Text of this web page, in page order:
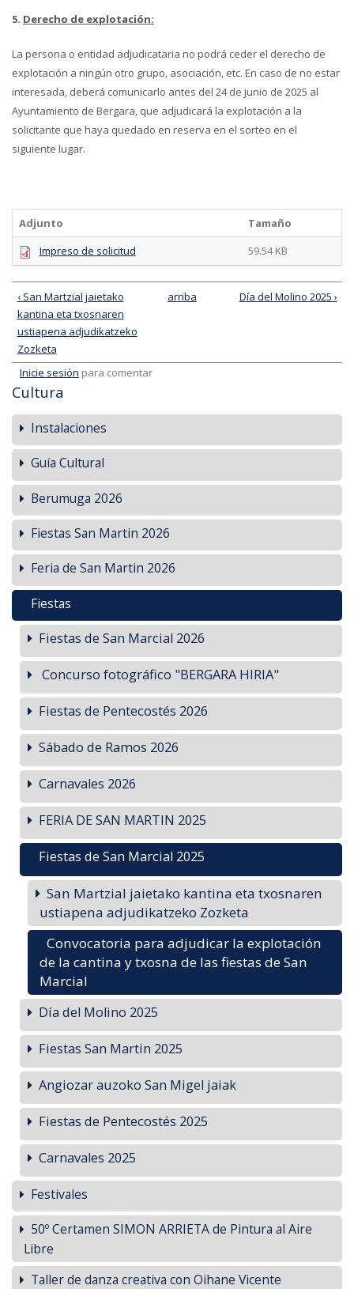
5. Derecho de explotación:
La persona o entidad adjudicataria no podrá ceder el derecho de
explotación a ningún otro grupo, asociación, etc. En caso de no estar
interesada, deberá comunicarlo antes del 24 de junio de 2025 al
Ayuntamiento de Bergara, que adjudicará la explotación a la
solicitante que haya quedado en reserva en el sorteo en el
siguiente lugar.
Adjunto
Tamaño
Impreso de solicitud
59.54 KB
‹ San Martzial jaietako
kantina eta txosnaren
ustiapena adjudikatzeko
Zozketa
arriba Día del Molino 2025 ›
Inicie sesión para comentar
Cultura
Instalaciones
Guía Cultural
Berumuga 2026
Fiestas San Martin 2026
Feria de San Martin 2026
Fiestas
Fiestas de San Marcial 2026
Concurso fotográfico "BERGARA HIRIA"
Fiestas de Pentecostés 2026
Sábado de Ramos 2026
Carnavales 2026
FERIA DE SAN MARTIN 2025
Fiestas de San Marcial 2025
San Martzial jaietako kantina eta txosnaren
ustiapena adjudikatzeko Zozketa
Convocatoria para adjudicar la explotación
de la cantina y txosna de las fiestas de San
Marcial
Día del Molino 2025
Fiestas San Martin 2025
Angiozar auzoko San Migel jaiak
Fiestas de Pentecostés 2025
Carnavales 2025
Festivales
50º Certamen SIMON ARRIETA de Pintura al Aire
Libre
Taller de danza creativa con Oihane Vicente